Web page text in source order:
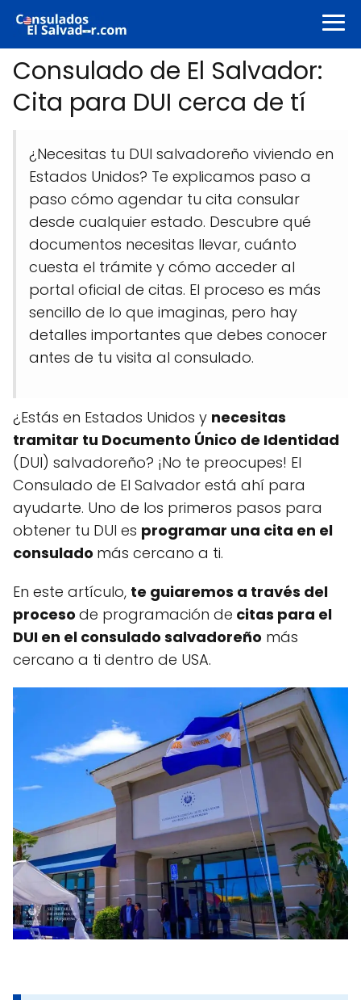
Consulado de El Salvador:
Cita para DUI cerca de tí
¿Necesitas tu DUI salvadoreño viviendo en
Estados Unidos? Te explicamos paso a
paso cómo agendar tu cita consular
desde cualquier estado. Descubre qué
documentos necesitas llevar, cuánto
cuesta el trámite y cómo acceder al
portal oficial de citas. El proceso es más
sencillo de lo que imaginas, pero hay
detalles importantes que debes conocer
antes de tu visita al consulado.
¿Estás en Estados Unidos y necesitas
tramitar tu Documento Único de Identidad
(DUI) salvadoreño? ¡No te preocupes! El
Consulado de El Salvador está ahí para
ayudarte. Uno de los primeros pasos para
obtener tu DUI es programar una cita en el
consulado más cercano a ti.
En este artículo, te guiaremos a través del
proceso de programación de citas para el
DUI en el consulado salvadoreño más
cercano a ti dentro de USA.